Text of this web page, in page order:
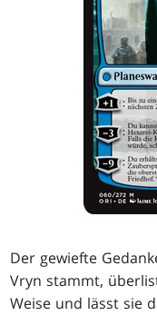
Der gewiefte
Vryn stammt,
Weise und lässt sie